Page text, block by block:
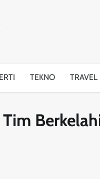
TEKNO TRAVEL